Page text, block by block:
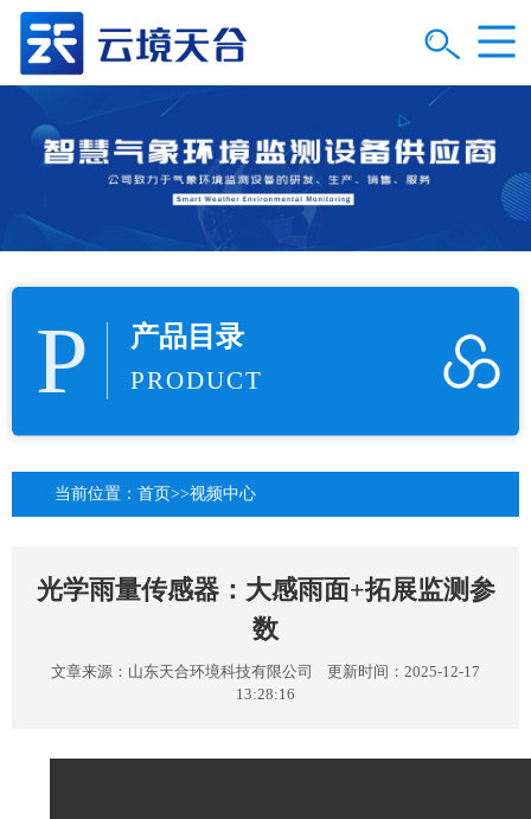
P 产品目录
PRODUCT
当前位置： 首页>>视频中心
光学雨量传感器：大感雨面+拓展监测参
数
文章来源： 山东天合环境科技有限公司
更新时间：2025-12-17
13:28:16